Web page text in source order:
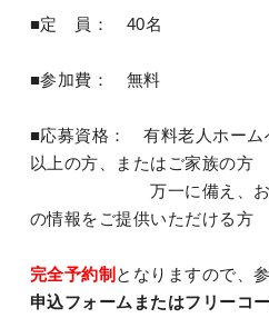
■定 員： 40名
■参加費： 無料
■応募資格： 有料老人ホーム
以上の方、またはご家族の方
万一に備え、お名前
の情報をご提供いただける方
完全予約制 となりますので、
申込フォームまたはフリーコ